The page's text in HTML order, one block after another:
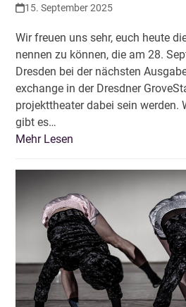
15. September 2025
Wir freuen uns sehr, euch heute
nennen zu können, die am 28.
Dresden bei der nächsten
exchange in der Dresdner
projekttheater dabei sein werden.
gibt es…
Mehr Lesen